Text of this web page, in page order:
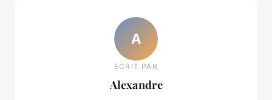
A
ECRIT PAR
Alexandre